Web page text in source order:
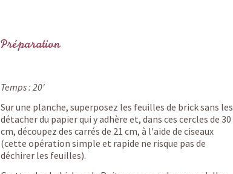
Préparation
Temps : 20'
Sur une planche, superposez les feuilles de brick sans les
détacher du papier qui y adhère et, dans ces cercles de 30
cm, découpez des carrés de 21 cm, à l'aide de ciseaux
(cette opération simple et rapide ne risque pas de
déchirer les feuilles).